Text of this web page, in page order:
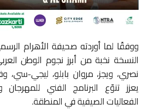
ووفقًا لما أوردته صحيفة الأهرام
النسخة نخبة من أبرز نجوم الوطن
نصري، ويجز، مروان بابلو، ليجي-سي،
يعزز تنوّع البرنامج الفني
الفعاليات الصيفية في المنطقة.